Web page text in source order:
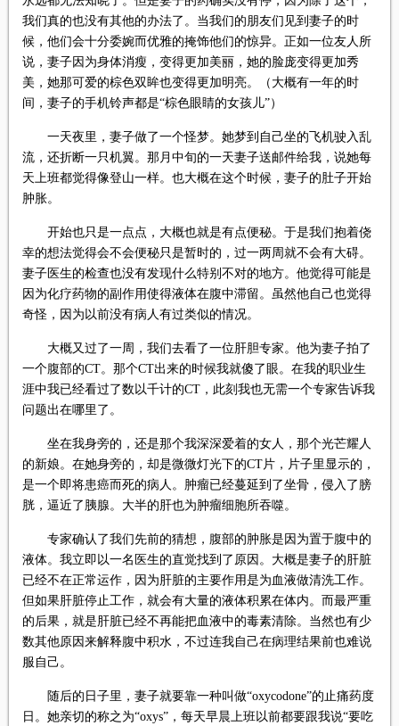
我们真的也没有其他的办法了。当我们的朋友们见到妻子的时
候，他们会十分委婉而优雅的掩饰他们的惊异。正如一位友人所
说，妻子因为身体消瘦，变得更加美丽，她的脸庞变得更加秀
美，她那可爱的棕色双眸也变得更加明亮。（大概有一年的时
间，妻子的手机铃声都是“棕色眼睛的女孩儿”）
一天夜里，妻子做了一个怪梦。她梦到自己坐的飞机驶入乱
流，还折断一只机翼。那月中旬的一天妻子送邮件给我，说她每
天上班都觉得像登山一样。也大概在这个时候，妻子的肚子开始
肿胀。
开始也只是一点点，大概也就是有点便秘。于是我们抱着侥
幸的想法觉得会不会便秘只是暂时的，过一两周就不会有大碍。
妻子医生的检查也没有发现什么特别不对的地方。他觉得可能是
因为化疗药物的副作用使得液体在腹中滞留。虽然他自己也觉得
奇怪，因为以前没有病人有过类似的情况。
大概又过了一周，我们去看了一位肝胆专家。他为妻子拍了
一个腹部的CT。那个CT出来的时候我就傻了眼。在我的职业生
涯中我已经看过了数以千计的CT，此刻我也无需一个专家告诉我
问题出在哪里了。
坐在我身旁的，还是那个我深深爱着的女人，那个光芒耀人
的新娘。在她身旁的，却是微微灯光下的CT片，片子里显示的，
是一个即将患癌而死的病人。肿瘤已经蔓延到了坐骨，侵入了膀
胱，逼近了胰腺。大半的肝也为肿瘤细胞所吞噬。
专家确认了我们先前的猜想，腹部的肿胀是因为置于腹中的
液体。我立即以一名医生的直觉找到了原因。大概是妻子的肝脏
已经不在正常运作，因为肝脏的主要作用是为血液做清洗工作。
但如果肝脏停止工作，就会有大量的液体积累在体内。而最严重
的后果，就是肝脏已经不再能把血液中的毒素清除。当然也有少
数其他原因来解释腹中积水，不过连我自己在病理结果前也难说
服自己。
随后的日子里，妻子就要靠一种叫做“oxycodone”的止痛药度
日。她亲切的称之为“oxys”，每天早晨上班以前都要跟我说“要吃